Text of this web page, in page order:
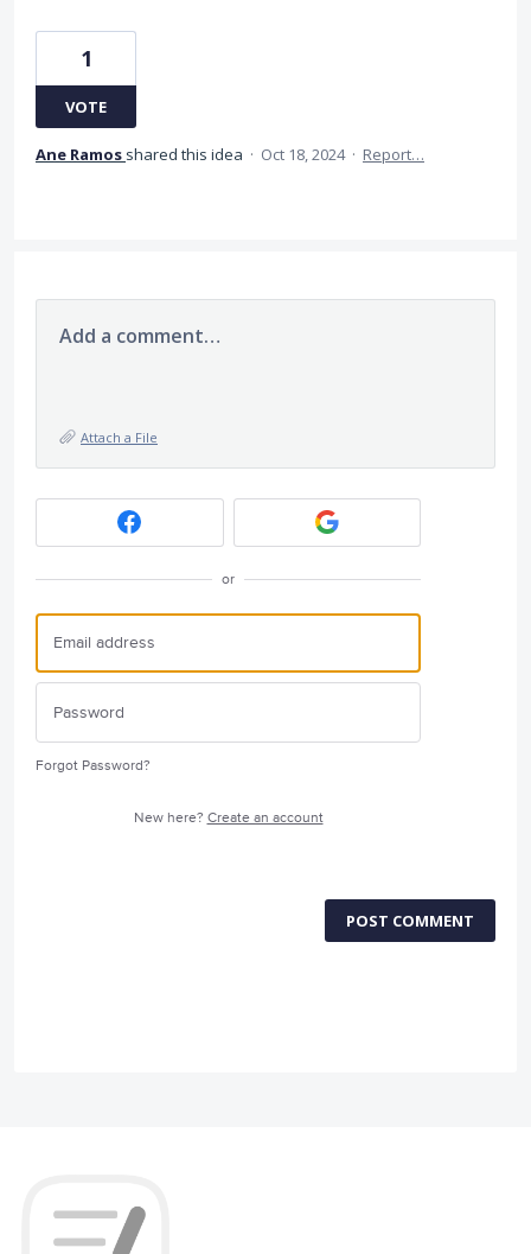
1
VOTE
Ane Ramos shared this idea · Oct 18, 2024 · Report…
Add a comment…
Attach a File
or
Forgot Password?
New here? Create an account
POST COMMENT